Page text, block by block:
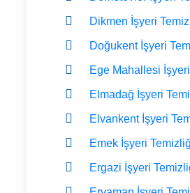
Dikmen İşyeri
Doğukent İşyeri
Ege Mahallesi
Elmadağ İşyeri
Elvankent İşyeri
Emek İşyeri
Ergazi İşyeri